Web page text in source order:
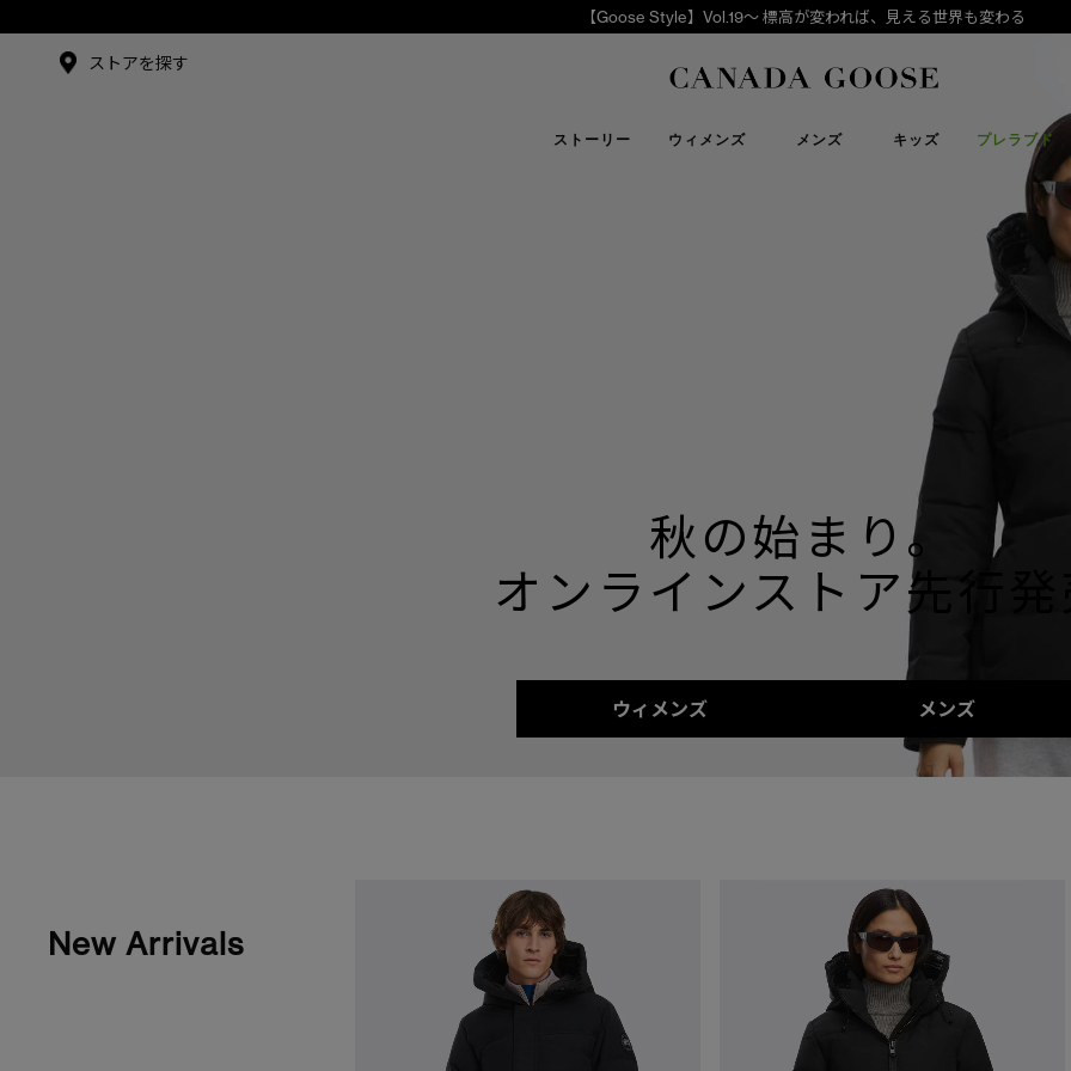
【Goose Style】Vol.19～ 標高が変われば、見える世界も変わる
Canada Goose
ストーリー
アンバサダー
ウィメンズ メンズ キッズ プレラブド
下取り申請
ストアを探す
秋の始まり。
オンラインストア先行
ウィメンズ メンズ
New Arrivals